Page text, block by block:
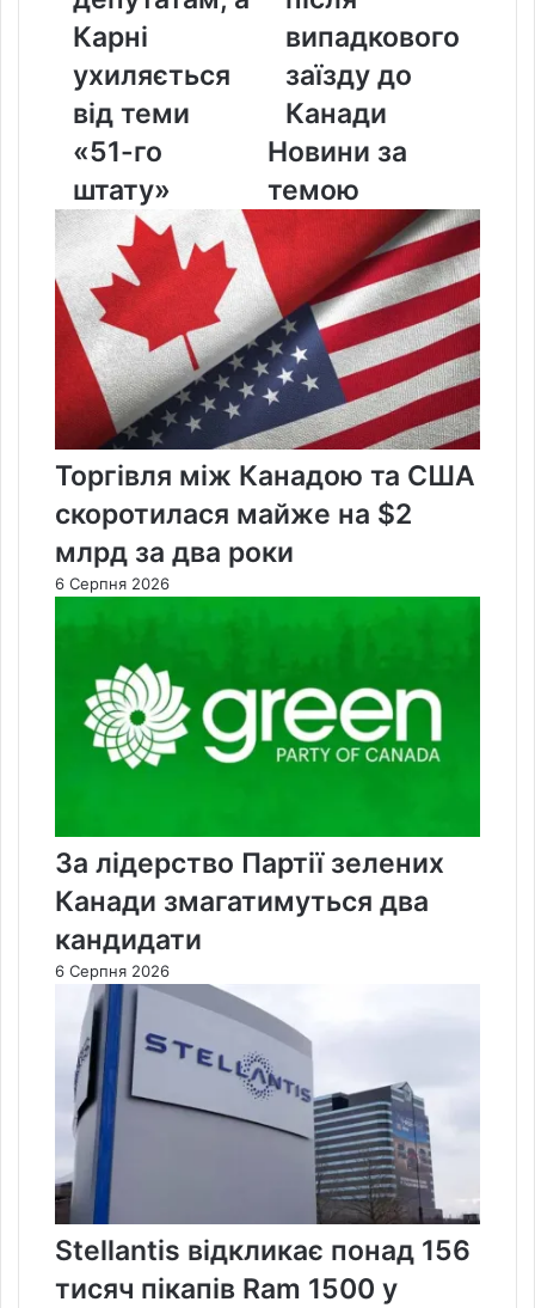
ухиляється
від
теми
«51-
го
штату»
Карні
ухиляється
від теми
«51-го
штату»
випадкового
заїзду до
Канади
Новини за
темою
Торгівля між Канадою та США
скоротилася майже на $2
млрд за два роки
6 Серпня 2026
За лідерство Партії зелених
Канади змагатимуться два
кандидати
6 Серпня 2026
Stellantis відкликає понад 156
тисяч пікапів Ram 1500 у